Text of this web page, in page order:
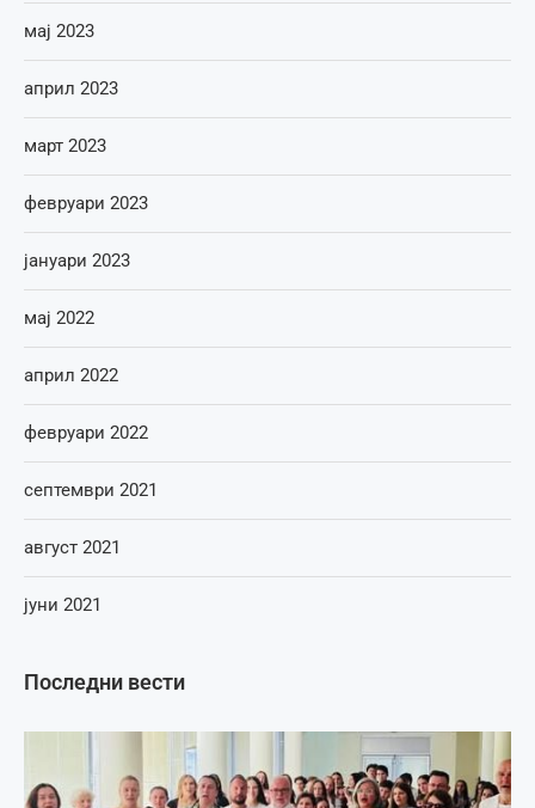
Последни вести
мај 2023
април 2023
март 2023
февруари 2023
јануари 2023
мај 2022
април 2022
февруари 2022
септември 2021
август 2021
јуни 2021